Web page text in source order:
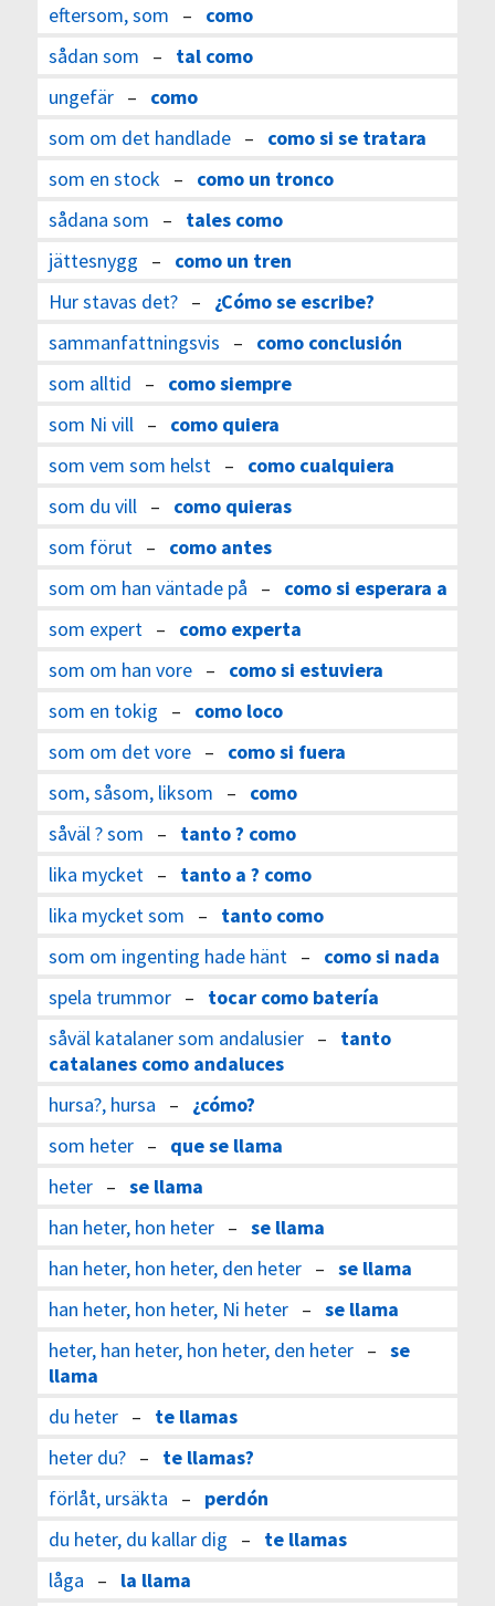
eftersom, som – como
sådan som – tal como
ungefär– como
som om det handlade– como si se tratara
som en stock – como un tronco
sådana som – tales como
jättesnygg – como un tren
Hur stavas det?– ¿Cómo se escribe?
sammanfattningsvis – como conclusión
som alltid – como siempre
som Ni vill – como quiera
som vem som helst – como cualquiera
som du vill – como quieras
som förut – como antes
som om han väntade på – como si esperara a
som expert – como experta
som om han vore– como si estuviera
som en tokig – como loco
som om det vore– como si fuera
som, såsom, liksom – como
såväl ? som – tanto ? como
lika mycket – tanto a ? como
lika mycket som – tanto como
som om ingenting hade hänt – como si nada
spela trummor– tocar como batería
såväl katalaner som andalusier– tanto
catalanes como andaluces
hursa?, hursa – ¿cómo?
som heter– que se llama
heter– se llama
han heter, hon heter– se llama
han heter, hon heter, den heter– se llama
han heter, hon heter, Ni heter– se llama
heter, han heter, hon heter, den heter– se
llama
du heter– te llamas
heter du?– te llamas?
förlåt, ursäkta – perdón
du heter, du kallar dig – te llamas
låga – la llama